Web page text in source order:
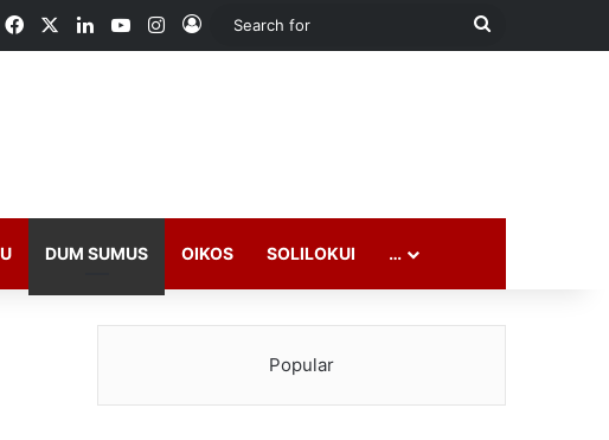
FacebookLinkedInYouTubeInstagram
Log In
Search
DUM SUMUS OIKOS SOLILOKUI …
Popular